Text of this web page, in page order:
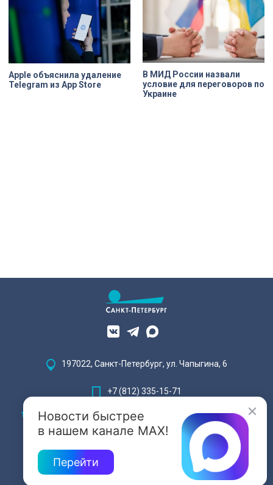
Apple объяснила удаление
Telegram из App Store
В МИД России назвали
условие для переговоров по
Украине
Новости быстрее
в нашем канале MAX!
Перейти
197022, Санкт-Петербург, ул. Чапыгина, 6
+7 (812) 335-15-71
Внимание! Отдельные видеоматериалы, размещенные на настоящем
сайте, могут содержать информацию, предназначенную для лиц,
достигших 18 лет.